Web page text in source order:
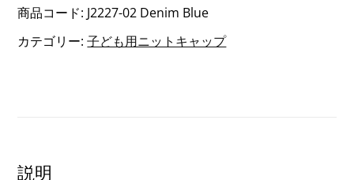
シ
ジ
商品コード: J2227-02 Denim Blue
カテゴリー:子ども用ニットキャップ
説明